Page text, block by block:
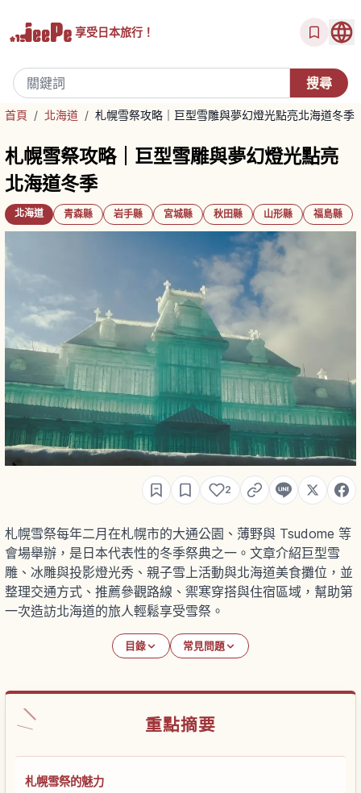
享受日本旅行！
首頁 / 北海道 / 札幌雪祭攻略｜巨型雪雕與夢幻燈光點亮北海道冬季
札幌雪祭攻略｜巨型雪雕與夢幻燈光點亮
北海道冬季
北海道 青森縣 岩手縣 宮城縣 秋田縣 山形縣 福島縣
2
札幌雪祭每年二月在札幌市的大通公園、薄野與 Tsudome 等
會場舉辦，是日本代表性的冬季祭典之一。文章介紹巨型雪
雕、冰雕與投影燈光秀、親子雪上活動與北海道美食攤位，並
整理交通方式、推薦參觀路線、禦寒穿搭與住宿區域，幫助第
一次造訪北海道的旅人輕鬆享受雪祭。
目錄 常見問題
重點摘要
札幌雪祭的魅力